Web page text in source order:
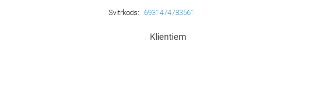
Svītrkods: 6931474783561
Klientiem